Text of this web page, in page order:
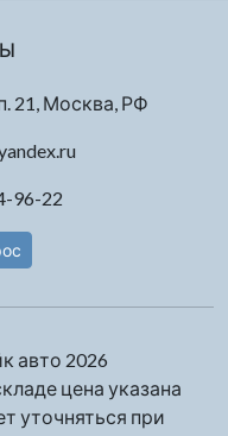
21, Москва, РФ
96-22
авто 2026
цена указана
уточняться при